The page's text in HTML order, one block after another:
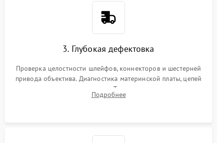
3. Глубокая дефектовка
Проверка целостности шлейфов, коннекторов и шестерней
привода объектива. Диагностика материнской платы, цепей
питания и картоприемника. Тестирование механизма
затвора и блока внутрикамерной стабилизации.
Подробнее